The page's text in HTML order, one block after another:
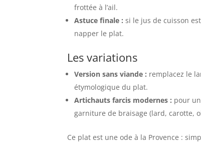
frottée à l’ail.
Astuce finale : si le jus de cuisson
napper le plat.
Les variations
Version sans viande : remplacez le
étymologique du plat.
Artichauts farcis modernes : pour
garniture de braisage (lard, carotte,
Ce plat est une ode à la Provence :